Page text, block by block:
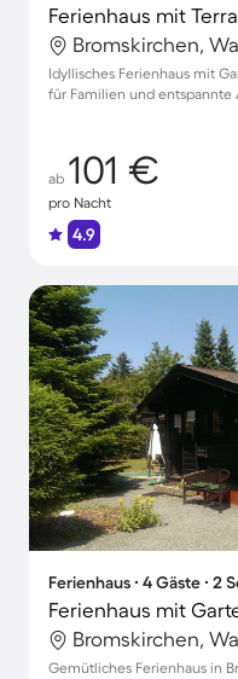
Ferienhaus mit
Idyllisches Ferienhaus mit
für Familien und entspannte
ab 101 €
pro Nacht
4.9
Ferienhaus ∙ 4 Gäste ∙ 2
Ferienhaus mit
Gemütliches Ferienhaus in